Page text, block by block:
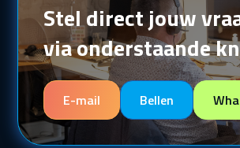
Stel direct jouw
via onderstaande
E-mail Bellen